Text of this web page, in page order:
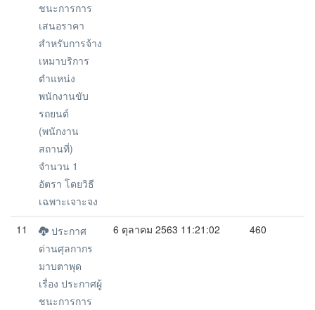
ชนะการการ
เสนอราคา
สำหรับการจ้าง
เหมาบริการ
ตำแหน่ง
พนักงานขับ
รถยนต์
(พนักงาน
สถานที่)
จำนวน 1
อัตรา โดยวิธี
เฉพาะเจาะจง
11
ประกาศ
ด่านศุลกากร
มาบตาพุด
เรื่อง ประกาศผู้
ชนะการการ
6 ตุลาคม 2563 11:21:02 460